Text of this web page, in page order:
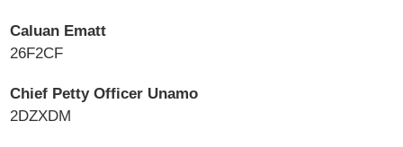
Caluan Ematt
26F2CF
Chief Petty Officer Unamo
2DZXDM